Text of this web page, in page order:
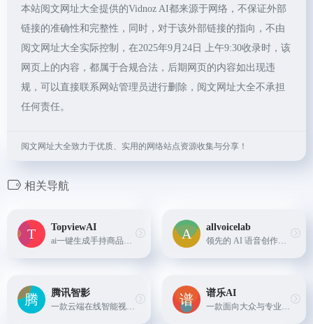
本站阅文网址大全提供的Vidnoz AI都来源于网络，不保证外部
链接的准确性和完整性，同时，对于该外部链接的指向，不由
阅文网址大全实际控制，在2025年9月24日 上午9:30收录时，该
网页上的内容，都属于合规合法，后期网页的内容如出现违
规，可以直接联系网站管理员进行删除，阅文网址大全不承担
任何责任。
阅文网址大全致力于优质、实用的网络站点资源收集与分享！
相关导航
TopviewAI
ai一键生成手持商品的营销视频。
allvoicelab
领先的 AI 语音创作平台，专注于提供一站式智能语音解决方案。
腾讯智影
一款云端在线智能视频创作工具，可提供包括数字人、文本配音、智能去水印、模板创作、在线视频剪辑等功能。
谱乐AI
一款面向大众与专业创作者的全流程 AI 音乐创作平台，集&quot;生成 – 编辑 – 混音 – 母带 – 发行&quot;于一体。